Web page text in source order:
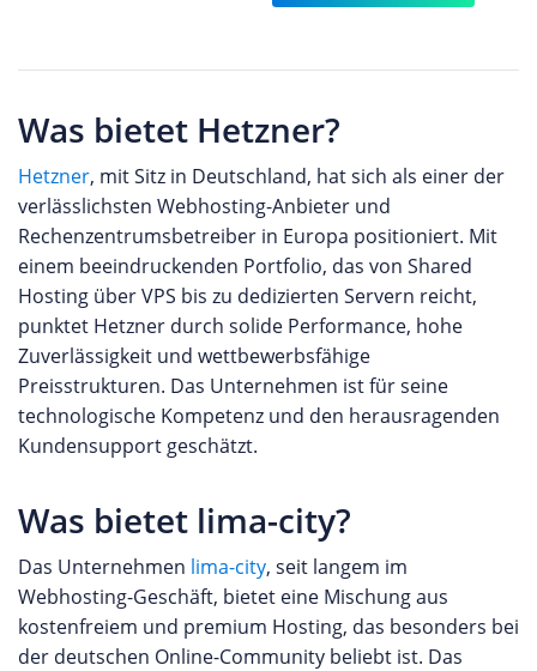
Was bietet Hetzner?
Hetzner, mit Sitz in Deutschland, hat sich als einer der
verlässlichsten Webhosting-Anbieter und
Rechenzentrumsbetreiber in Europa positioniert. Mit
einem beeindruckenden Portfolio, das von Shared
Hosting über VPS bis zu dedizierten Servern reicht,
punktet Hetzner durch solide Performance, hohe
Zuverlässigkeit und wettbewerbsfähige
Preisstrukturen. Das Unternehmen ist für seine
technologische Kompetenz und den herausragenden
Kundensupport geschätzt.
Was bietet lima-city?
Das Unternehmen lima-city, seit langem im
Webhosting-Geschäft, bietet eine Mischung aus
kostenfreiem und premium Hosting, das besonders bei
der deutschen Online-Community beliebt ist. Das